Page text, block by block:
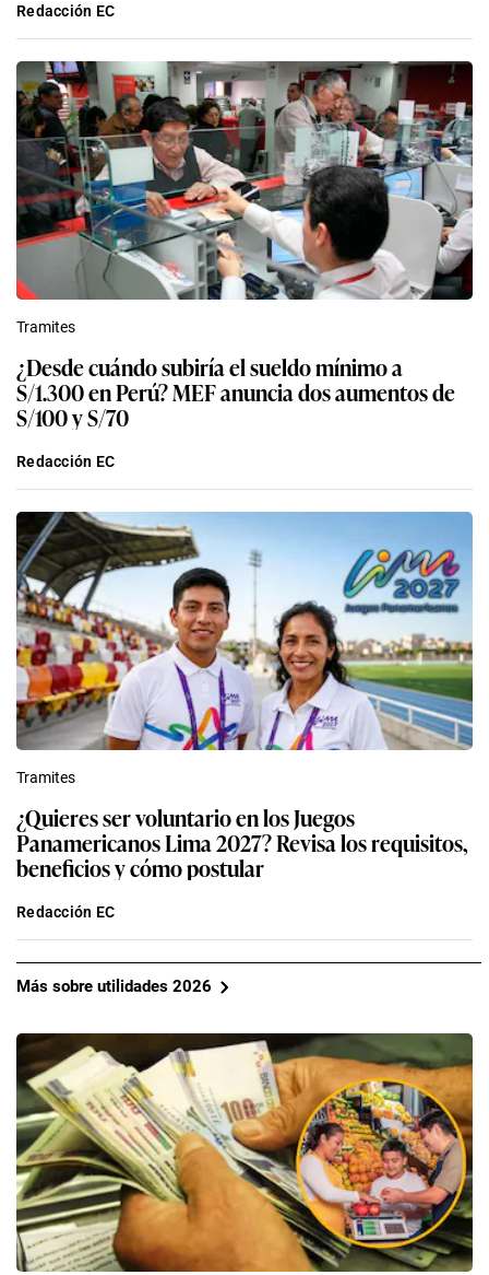
Redacción EC
Tramites
¿Desde cuándo subiría el sueldo mínimo a
S/1.300 en Perú? MEF anuncia dos aumentos de
S/100 y S/70
Redacción EC
Tramites
¿Quieres ser voluntario en los Juegos
Panamericanos Lima 2027? Revisa los requisitos,
beneficios y cómo postular
Redacción EC
Más sobre utilidades 2026